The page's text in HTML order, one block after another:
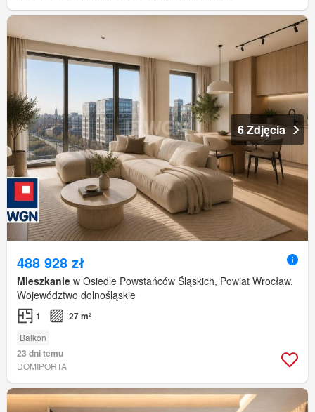
6 Zdjęcia
488 928 zł
Mieszkanie w Osiedle Powstańców Śląskich, Powiat Wrocław,
Województwo dolnośląskie
1 27 m²
Balkon
23 dni temu
DOMIPORTA